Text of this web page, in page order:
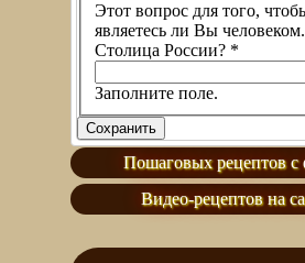
Этот вопрос для того,
являетесь ли Вы человеком.
Столица России? *
Заполните поле.
Пошаговых рецептов с
Видео-рецептов на